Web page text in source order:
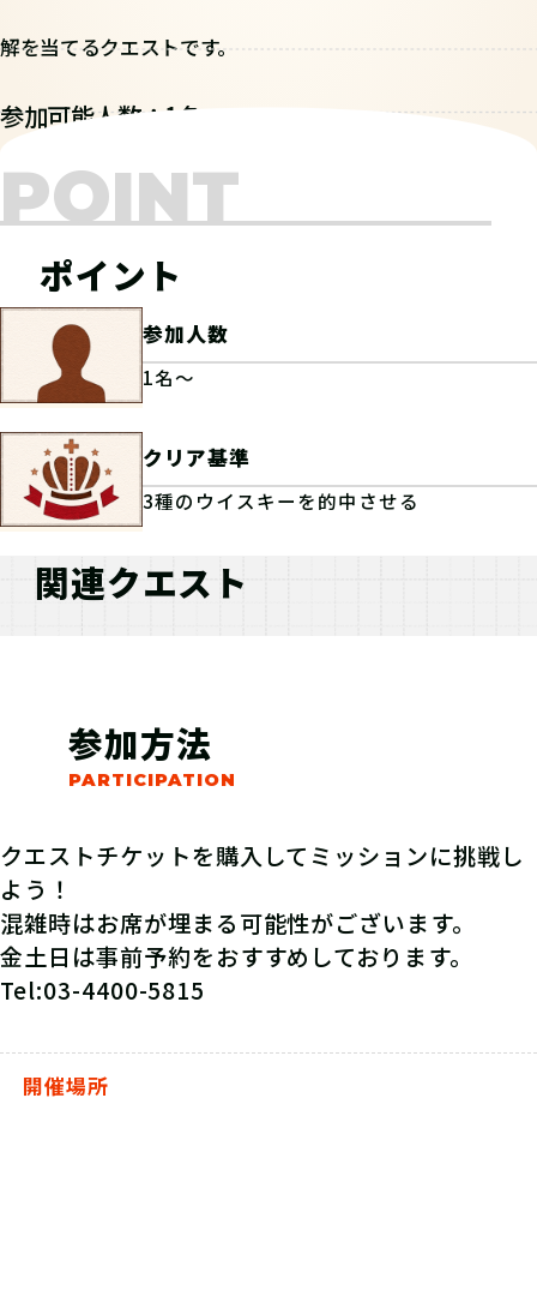
解を当てるクエストです。
参加可能人数：1名～
POINT
ポイント
参加人数
1名～
クリア基準
3種のウイスキーを的中させる
関連クエスト
参加方法
クエストチケットを購入してミッションに挑戦し
よう！
混雑時はお席が埋まる可能性がございます。
金土日は事前予約をおすすめしております。
Tel:03-4400-5815
開催場所